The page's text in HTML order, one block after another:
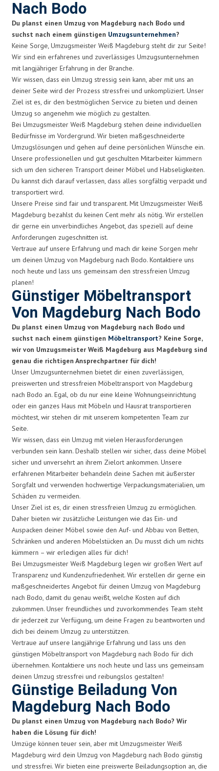
Nach Bodo
Du planst einen Umzug von Magdeburg nach Bodo und
suchst nach einem günstigen Umzugsunternehmen?
Keine Sorge, Umzugsmeister Weiß Magdeburg steht dir zur Seite!
Wir sind ein erfahrenes und zuverlässiges Umzugsunternehmen
mit langjähriger Erfahrung in der Branche.
Wir wissen, dass ein Umzug stressig sein kann, aber mit uns an
deiner Seite wird der Prozess stressfrei und unkompliziert. Unser
Ziel ist es, dir den bestmöglichen Service zu bieten und deinen
Umzug so angenehm wie möglich zu gestalten.
Bei Umzugsmeister Weiß Magdeburg stehen deine individuellen
Bedürfnisse im Vordergrund. Wir bieten maßgeschneiderte
Umzugslösungen und gehen auf deine persönlichen Wünsche ein.
Unsere professionellen und gut geschulten Mitarbeiter kümmern
sich um den sicheren Transport deiner Möbel und Habseligkeiten.
Du kannst dich darauf verlassen, dass alles sorgfältig verpackt und
transportiert wird.
Unsere Preise sind fair und transparent. Mit Umzugsmeister Weiß
Magdeburg bezahlst du keinen Cent mehr als nötig. Wir erstellen
dir gerne ein unverbindliches Angebot, das speziell auf deine
Anforderungen zugeschnitten ist.
Vertraue auf unsere Erfahrung und mach dir keine Sorgen mehr
um deinen Umzug von Magdeburg nach Bodo. Kontaktiere uns
noch heute und lass uns gemeinsam den stressfreien Umzug
planen!
Günstiger Möbeltransport
Von Magdeburg Nach Bodo
Du planst einen Umzug von Magdeburg nach Bodo und
suchst nach einem günstigen Möbeltransport? Keine Sorge,
wir von Umzugsmeister Weiß Magdeburg aus Magdeburg sind
genau die richtigen Ansprechpartner für dich!
Unser Umzugsunternehmen bietet dir einen zuverlässigen,
preiswerten und stressfreien Möbeltransport von Magdeburg
nach Bodo an. Egal, ob du nur eine kleine Wohnungseinrichtung
oder ein ganzes Haus mit Möbeln und Hausrat transportieren
möchtest, wir stehen dir mit unserem kompetenten Team zur
Seite.
Wir wissen, dass ein Umzug mit vielen Herausforderungen
verbunden sein kann. Deshalb stellen wir sicher, dass deine Möbel
sicher und unversehrt an ihrem Zielort ankommen. Unsere
erfahrenen Mitarbeiter behandeln deine Sachen mit äußerster
Sorgfalt und verwenden hochwertige Verpackungsmaterialien, um
Schäden zu vermeiden.
Unser Ziel ist es, dir einen stressfreien Umzug zu ermöglichen.
Daher bieten wir zusätzliche Leistungen wie das Ein- und
Auspacken deiner Möbel sowie den Auf- und Abbau von Betten,
Schränken und anderen Möbelstücken an. Du musst dich um nichts
kümmern – wir erledigen alles für dich!
Bei Umzugsmeister Weiß Magdeburg legen wir großen Wert auf
Transparenz und Kundenzufriedenheit. Wir erstellen dir gerne ein
maßgeschneidertes Angebot für deinen Umzug von Magdeburg
nach Bodo, damit du genau weißt, welche Kosten auf dich
zukommen. Unser freundliches und zuvorkommendes Team steht
dir jederzeit zur Verfügung, um deine Fragen zu beantworten und
dich bei deinem Umzug zu unterstützen.
Vertraue auf unsere langjährige Erfahrung und lass uns den
günstigen Möbeltransport von Magdeburg nach Bodo für dich
übernehmen. Kontaktiere uns noch heute und lass uns gemeinsam
deinen Umzug stressfrei und reibungslos gestalten!
Günstige Beiladung Von
Magdeburg Nach Bodo
Du planst einen Umzug von Magdeburg nach Bodo? Wir
haben die Lösung für dich!
Umzüge können teuer sein, aber mit Umzugsmeister Weiß
Magdeburg wird dein Umzug von Magdeburg nach Bodo günstig
und stressfrei. Wir bieten eine preiswerte Beiladungsoption an, die